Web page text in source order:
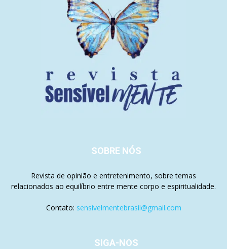
SOBRE NÓS
Revista de opinião e entretenimento, sobre temas
relacionados ao equilíbrio entre mente corpo e espiritualidade.
Contato: sensivelmentebrasil@gmail.com
SIGA-NOS